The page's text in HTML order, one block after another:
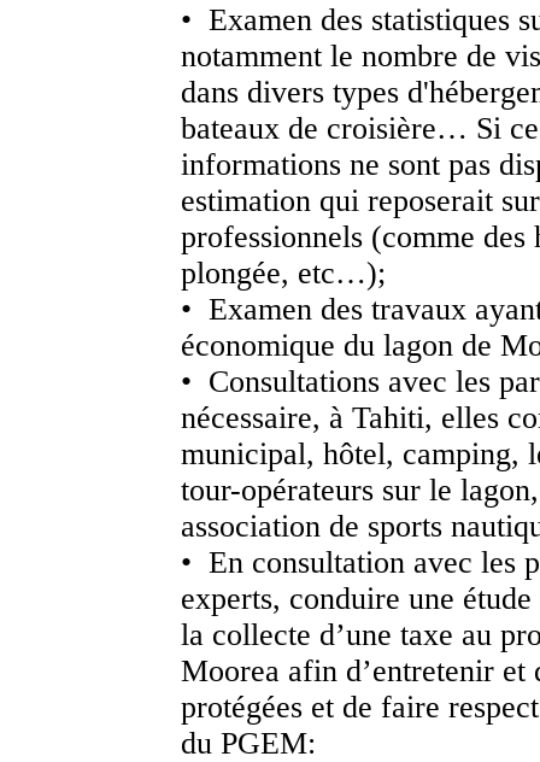
• Examen des statistiques
notamment le nombre de
dans divers types
bateaux de croisière… Si
informations ne sont pas
estimation qui reposerait
professionnels (comme des
plongée, etc…);
• Examen des travaux
économique du lagon de
• Consultations avec les
nécessaire, à Tahiti, elles
municipal, hôtel, camping,
tour-opérateurs sur le
association de sports
• En consultation avec les
experts, conduire une
la collecte d’une taxe au
Moorea afin d’entretenir et
protégées et de faire
du PGEM: